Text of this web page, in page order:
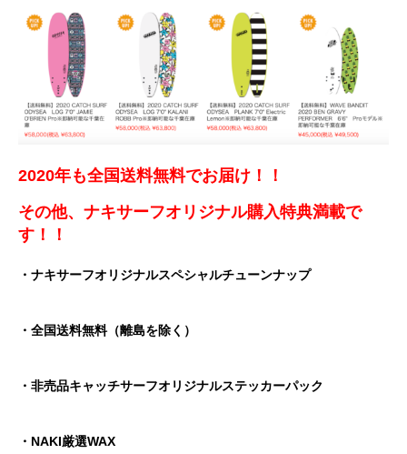
2020年も全国送料無料でお届け！！
その他、ナキサーフオリジナル購入特典満載で
す！！
・ナキサーフオリジナルスペシャルチューンナップ
・全国送料無料（離島を除く）
・非売品キャッチサーフオリジナルステッカーパック
・NAKI厳選WAX